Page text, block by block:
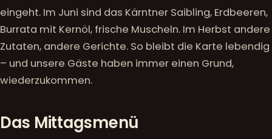
eingeht. Im Juni sind das Kärntner Saibling, Erdbeeren,
Burrata mit Kernöl, frische Muscheln. Im Herbst andere
Zutaten, andere Gerichte. So bleibt die Karte lebendig
– und unsere Gäste haben immer einen Grund,
wiederzukommen.
Das Mittagsmenü